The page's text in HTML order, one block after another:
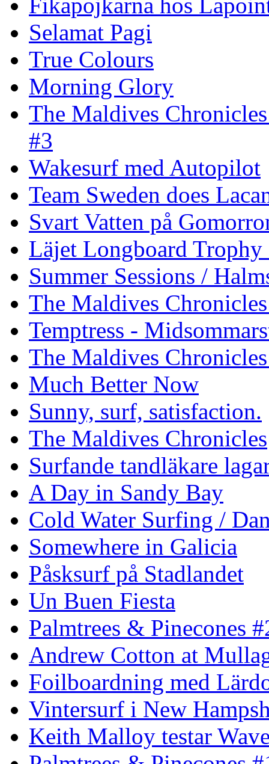
Selamat Pagi
True Colours
Morning Glory
The Maldives
#3
Wakesurf med Autopilot
Team Sweden does
Svart Vatten på
Läjet Longboard
Summer Sessions /
The Maldives
Temptress -
The Maldives
Much Better Now
Sunny, surf, satisfaction.
The Maldives Chronicles
Surfande tandläkare
A Day in Sandy Bay
Cold Water Surfing /
Somewhere in Galicia
Påsksurf på Stadlandet
Un Buen Fiesta
Palmtrees & Pinecones
Andrew Cotton at
Foilboardning med
Vintersurf i New
Keith Malloy testar